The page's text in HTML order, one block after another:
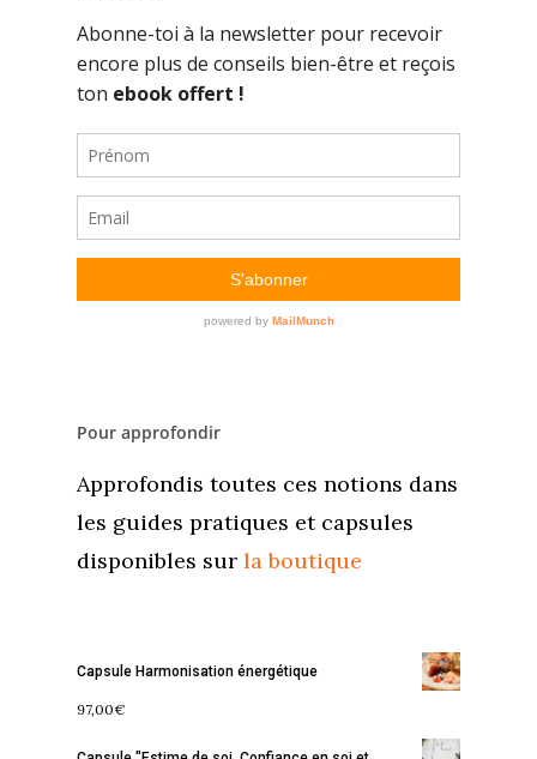
Pour approfondir
Approfondis toutes ces notions dans
les guides pratiques et capsules
disponibles sur la boutique
Capsule Harmonisation énergétique
97,00€